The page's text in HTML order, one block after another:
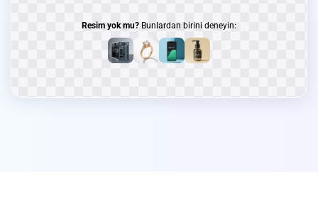
Resim yok mu? Bunlardan birini deneyin: